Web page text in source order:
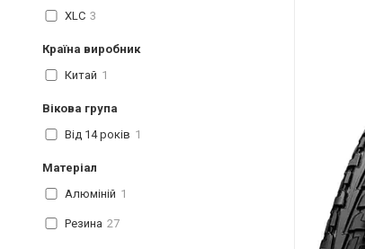
XLC 3
Країна виробник
Китай 1
Вікова група
Від 14 років 1
Матеріал
Алюміній 1
Резина 27